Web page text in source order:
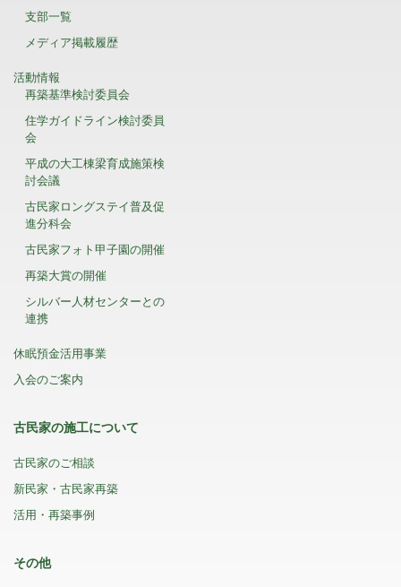
支部一覧
メディア掲載履歴
活動情報
再築基準検討委員会
住学ガイドライン検討委員
会
平成の大工棟梁育成施策検
討会議
古民家ロングステイ普及促
進分科会
古民家フォト甲子園の開催
再築大賞の開催
シルバー人材センターとの
連携
休眠預金活用事業
入会のご案内
古民家の施工について
古民家のご相談
新民家・古民家再築
活用・再築事例
その他